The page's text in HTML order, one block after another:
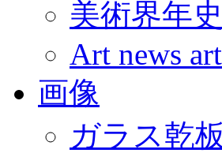
美術界年史
Art news
画像
ガラス乾板